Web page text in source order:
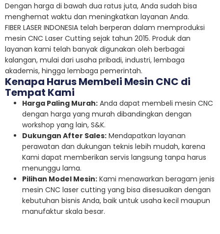
Dengan harga di bawah dua ratus juta, Anda sudah bisa
menghemat waktu dan meningkatkan layanan Anda.
FIBER LASER INDONESIA telah berperan dalam memproduksi
mesin CNC Laser Cutting sejak tahun 2015. Produk dan
layanan kami telah banyak digunakan oleh berbagai
kalangan, mulai dari usaha pribadi, industri, lembaga
akademis, hingga lembaga pemerintah.
Kenapa Harus Membeli Mesin CNC di
Tempat Kami
Harga Paling Murah: Anda dapat membeli mesin CNC
dengan harga yang murah dibandingkan dengan
workshop yang lain, S&K.
Dukungan After Sales: Mendapatkan layanan
perawatan dan dukungan teknis lebih mudah, karena
Kami dapat memberikan servis langsung tanpa harus
menunggu lama.
Pilihan Model Mesin: Kami menawarkan beragam jenis
mesin CNC laser cutting yang bisa disesuaikan dengan
kebutuhan bisnis Anda, baik untuk usaha kecil maupun
manufaktur skala besar.